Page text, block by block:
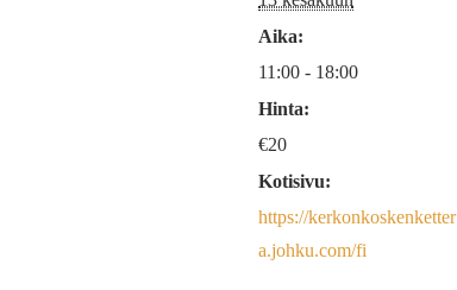
Aika:
11:00 - 18:00
Hinta:
€20
Kotisivu:
https://kerkonkoskenketter
a.johku.com/fi